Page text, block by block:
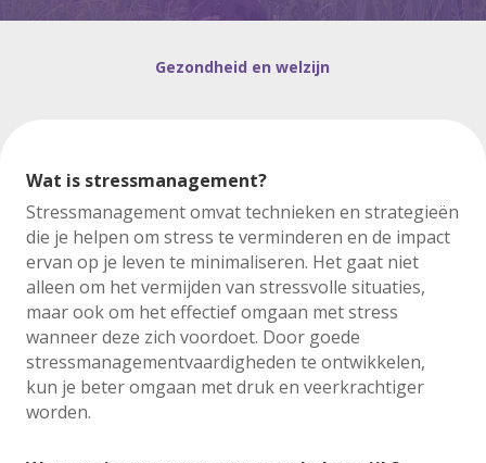
Gezondheid en welzijn
Wat is stressmanagement?
Stressmanagement omvat technieken en strategieën
die je helpen om stress te verminderen en de impact
ervan op je leven te minimaliseren. Het gaat niet
alleen om het vermijden van stressvolle situaties,
maar ook om het effectief omgaan met stress
wanneer deze zich voordoet. Door goede
stressmanagementvaardigheden te ontwikkelen,
kun je beter omgaan met druk en veerkrachtiger
worden.